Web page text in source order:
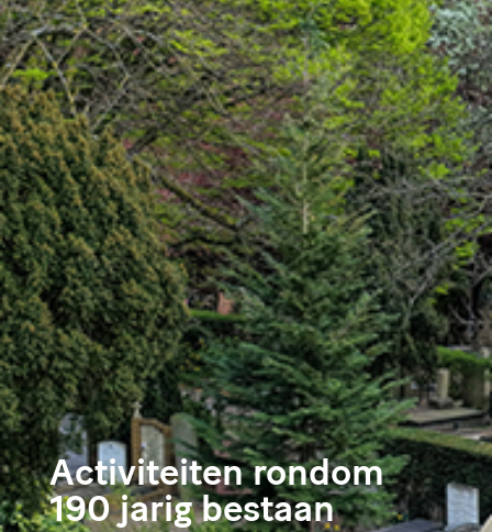
Activiteiten rondom
190 jarig bestaan